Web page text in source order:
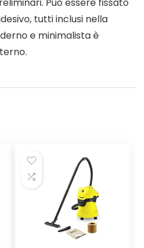
Può essere fissato
tutti inclusi nella
e minimalista è